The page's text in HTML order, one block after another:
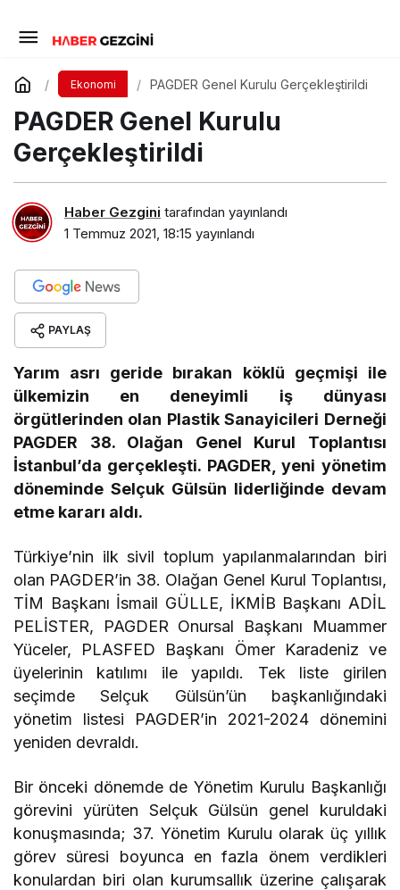
Ekonomi PAGDER Genel Kurulu Gerçekleştirildi
PAGDER Genel Kurulu
Gerçekleştirildi
Haber Gezgini tarafından yayınlandı
1 Temmuz 2021, 18:15 yayınlandı
PAYLAŞ
Yarım asrı geride bırakan köklü geçmişi ile
ülkemizin en deneyimli iş dünyası
örgütlerinden olan Plastik Sanayicileri Derneği
PAGDER 38. Olağan Genel Kurul Toplantısı
İstanbul’da gerçekleşti. PAGDER, yeni yönetim
döneminde Selçuk Gülsün liderliğinde devam
etme kararı aldı.
Türkiye’nin ilk sivil toplum yapılanmalarından biri
olan PAGDER’in 38. Olağan Genel Kurul Toplantısı,
TİM Başkanı İsmail GÜLLE, İKMİB Başkanı ADİL
PELİSTER, PAGDER Onursal Başkanı Muammer
Yüceler, PLASFED Başkanı Ömer Karadeniz ve
üyelerinin katılımı ile yapıldı. Tek liste girilen
seçimde Selçuk Gülsün’ün başkanlığındaki
yönetim listesi PAGDER’in 2021-2024 dönemini
yeniden devraldı.
Bir önceki dönemde de Yönetim Kurulu Başkanlığı
görevini yürüten Selçuk Gülsün genel kuruldaki
konuşmasında; 37. Yönetim Kurulu olarak üç yıllık
görev süresi boyunca en fazla önem verdikleri
konulardan biri olan kurumsallık üzerine çalışarak